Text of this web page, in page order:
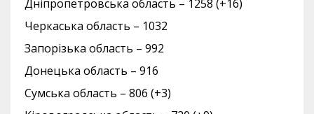
Дніпропетровська область – 1258 (+16)
Черкаська область – 1032
Запорізька область – 992
Донецька область – 916
Сумська область – 806 (+3)